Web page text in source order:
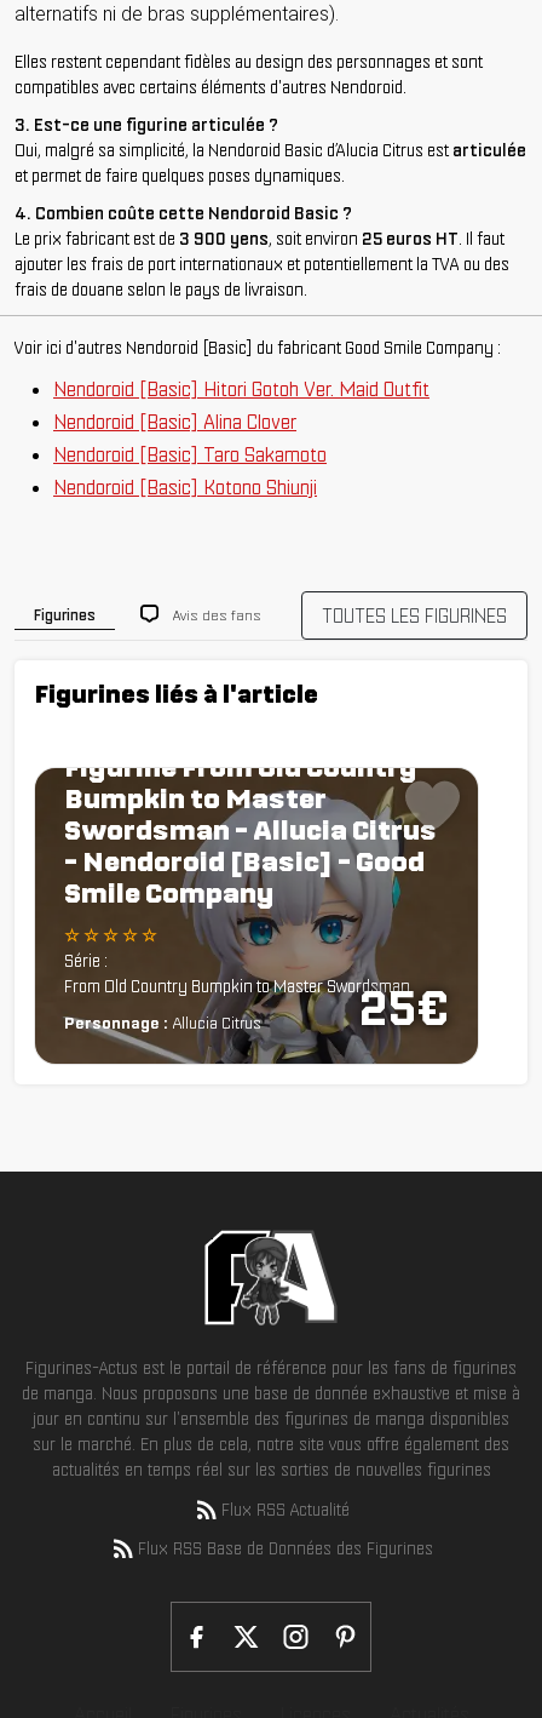
alternatifs ni de bras supplémentaires).
Elles restent cependant fidèles au design des personnages et sont
compatibles avec certains éléments d'autres Nendoroid.
3. Est-ce une figurine articulée ?
Oui, malgré sa simplicité, la Nendoroid Basic d’Alucia Citrus est articulée
et permet de faire quelques poses dynamiques.
4. Combien coûte cette Nendoroid Basic ?
Le prix fabricant est de 3 900 yens, soit environ 25 euros HT. Il faut
ajouter les frais de port internationaux et potentiellement la TVA ou des
frais de douane selon le pays de livraison.
Voir ici d'autres Nendoroid [Basic] du fabricant Good Smile Company :
Nendoroid [Basic] Hitori Gotoh Ver. Maid Outfit
Nendoroid [Basic] Alina Clover
Nendoroid [Basic] Taro Sakamoto
Nendoroid [Basic] Kotono Shiunji
Figurines Avis des fans TOUTES LES FIGURINES
Figurines liés à l'article
25€
Figurine From Old Country
Bumpkin to Master
Swordsman - Allucia Citrus
- Nendoroid [Basic] - Good
Smile Company
☆ ☆ ☆ ☆ ☆
Série :
From Old Country Bumpkin to Master Swordsman
Personnage : Allucia Citrus
Figurines-Actus est le portail de référence pour les fans de figurines
de manga. Nous proposons une base de donnée exhaustive et mise à
jour en continu sur l'ensemble des figurines de manga disponibles
sur le marché. En plus de cela, notre site vous offre également des
actualités en temps réel sur les sorties de nouvelles figurines
Flux RSS Actualité
Flux RSS Base de Données des Figurines